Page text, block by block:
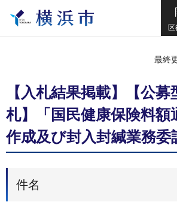
最終
【入札結果掲載】【公
札】「国民健康保険料額
作成及び封入封緘業務委
件名